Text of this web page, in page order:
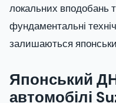
локальних вподобань
фундаментальні
залишаються
Японський
автомобілі